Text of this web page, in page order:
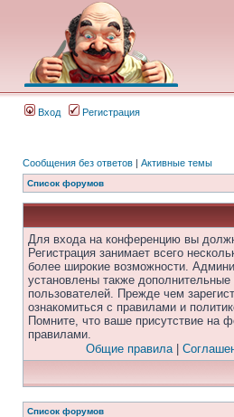
Вход Регистрация
Сообщения без ответов | Активные темы
Список форумов
Для входа на конференцию вы
Регистрация занимает всего
более широкие возможности.
установлены также
пользователей. Прежде чем
ознакомиться с правилами и
Помните, что ваше присутствие на
правилами.
Общие правила|
Список форумов